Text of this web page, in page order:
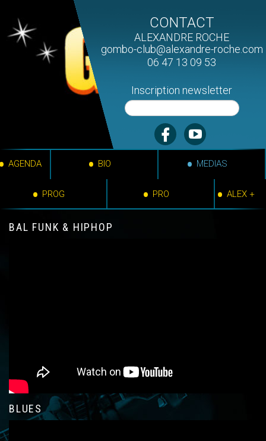
CONTACT
ALEXANDRE ROCHE
gombo-club@alexandre-roche.com
06 47 13 09 53
Inscription newsletter
AGENDA BIO MEDIAS
PROG PRO ALEX +
BAL FUNK & HIPHOP
BLUES